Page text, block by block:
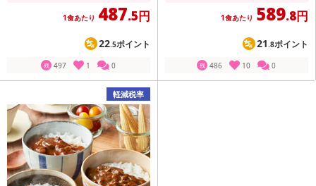
1食あたり 487.5円
22.5ポイント
残 497 1 0
1食あたり 589.8円
21.8ポイント
残 486 10 0
軽減税率